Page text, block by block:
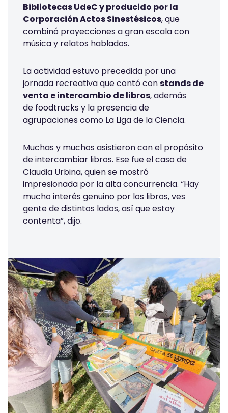
Bibliotecas UdeC y producido por la
Corporación Actos Sinestésicos, que
combinó proyecciones a gran escala con
música y relatos hablados.
La actividad estuvo precedida por una
jornada recreativa que contó constands de
venta e intercambio de libros, además
de foodtrucks y la presencia de
agrupaciones como La Liga de la Ciencia.
Muchas y muchos asistieron con el propósito
de intercambiar libros. Ese fue el caso de
Claudia Urbina, quien se mostró
impresionada por la alta concurrencia. “Hay
mucho interés genuino por los libros, ves
gente de distintos lados, así que estoy
contenta”, dijo.